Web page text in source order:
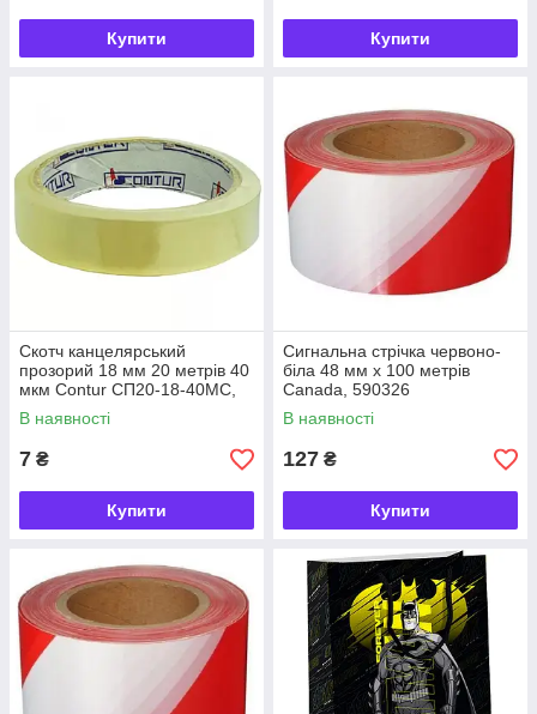
Купити Купити
Скотч канцелярський
прозорий 18 мм 20 метрів 40
мкм Contur CП20-18-40МС,
9061387
В наявності
7 ₴
Купити
Сигнальна стрічка червоно-
біла 48 мм х 100 метрів
Canada, 590326
В наявності
127 ₴
Купити